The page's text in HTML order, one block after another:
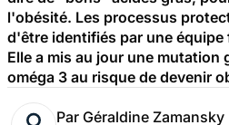
l'obésité. Les processus
d'être identifiés par une
Elle a mis au jour une mutation
oméga 3 au risque de devenir
Par Géraldine Zamansky